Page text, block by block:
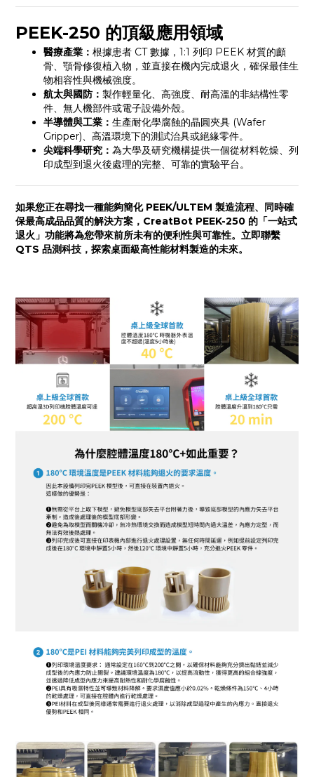
PEEK-250 的頂級應用領域
醫療產業： 根據患者 CT 數據，1:1 列印 PEEK 材質的顱
骨、顎骨修復植入物，並直接在機內完成退火，確保最佳生
物相容性與機械強度。
航太與國防： 製作輕量化、高強度、耐高溫的非結構性零
件、無人機部件或電子設備外殼。
半導體與工業： 生產耐化學腐蝕的晶圓夾具 (Wafer
Gripper)、高溫環境下的測試治具或絕緣零件。
尖端科學研究： 為大學及研究機構提供一個從材料乾燥、列
印成型到退火後處理的完整、可靠的實驗平台。
如果您正在尋找一種能夠簡化 PEEK/ULTEM 製造流程、同時確
保最高成品品質的解決方案，CreatBot PEEK-250 的「一站式
退火」功能將為您帶來前所未有的便利性與可靠性。立即聯繫
QTS 品測科技，探索桌面級高性能材料製造的未來。